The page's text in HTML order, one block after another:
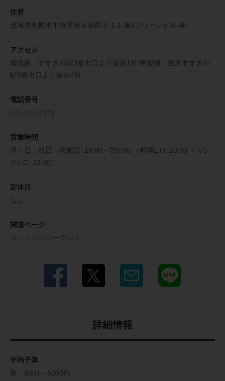
住所
北海道札幌市中央区南４条西３-1-1 第3グリーンビル 4F
アクセス
南北線 すすきの駅3番出口より徒歩1分/東豊線 豊水すすきの
駅3番出口より徒歩2分
電話番号
011-213-1978
営業時間
月～日、祝日、祝前日: 18:00～翌0:00 （料理L.O. 23:30 ドリン
クL.O. 23:30）
定休日
なし
関連ページ
ホットペッパーグルメ
詳細情報
平均予算
夜：5001～6000円